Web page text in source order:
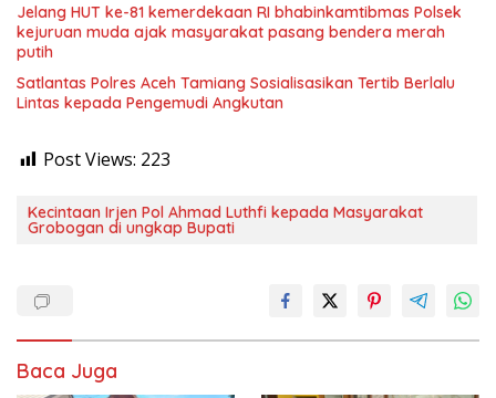
Jelang HUT ke-81 kemerdekaan RI bhabinkamtibmas Polsek
kejuruan muda ajak masyarakat pasang bendera merah
putih
Satlantas Polres Aceh Tamiang Sosialisasikan Tertib Berlalu
Lintas kepada Pengemudi Angkutan
Post Views: 223
Kecintaan Irjen Pol Ahmad Luthfi kepada Masyarakat
Grobogan di ungkap Bupati
Baca Juga